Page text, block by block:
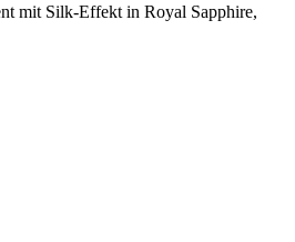
mit Silk-Effekt in Royal Sapphire,